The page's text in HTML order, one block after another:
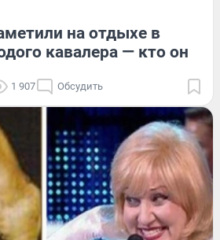
на отдыхе в
кавалера — кто он
1 907 Обсудить